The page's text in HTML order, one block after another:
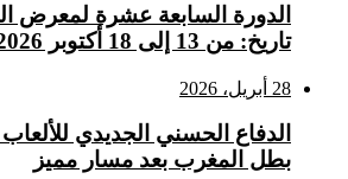
الدورة السابعة عشرة لمعرض
تاريخ: من 13 إلى 18 أكتوبر 2026
28 أبريل، 2026
الدفاع الحسني الجديدي
بطل المغرب بعد مسار مميز